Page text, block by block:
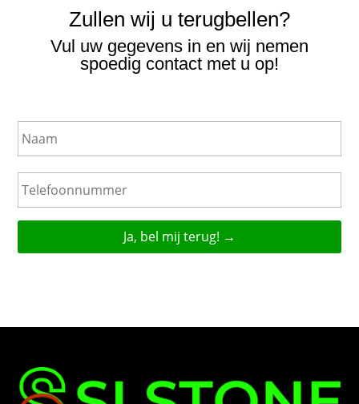
Zullen wij u terugbellen?
Vul uw gegevens in en wij nemen
spoedig contact met u op!
N
a
a
T
e
l
e
o
m
r